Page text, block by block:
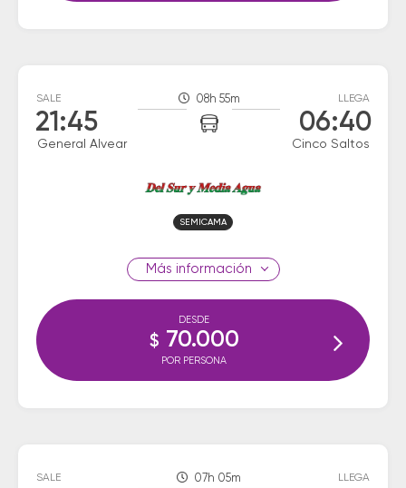
SALE
21:45
General Alvear
08h 55m LLEGA
06:40
Cinco Saltos
SEMICAMA
información
DESDE
$ 70.000
POR PERSONA
SALE 07h 05m LLEGA